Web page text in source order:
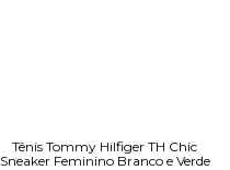
Tênis Tommy Hilfiger TH Chic
Sneaker Feminino Branco e Verde